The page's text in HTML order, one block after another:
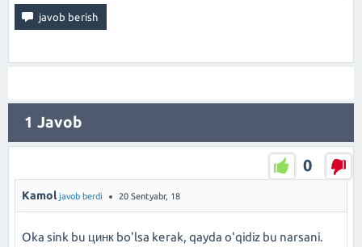
1 Javob
0
Kamol javob berdi 20 Sentyabr, 18
Oka sink bu цинк bo'lsa kerak, qayda o'qidiz bu narsani.